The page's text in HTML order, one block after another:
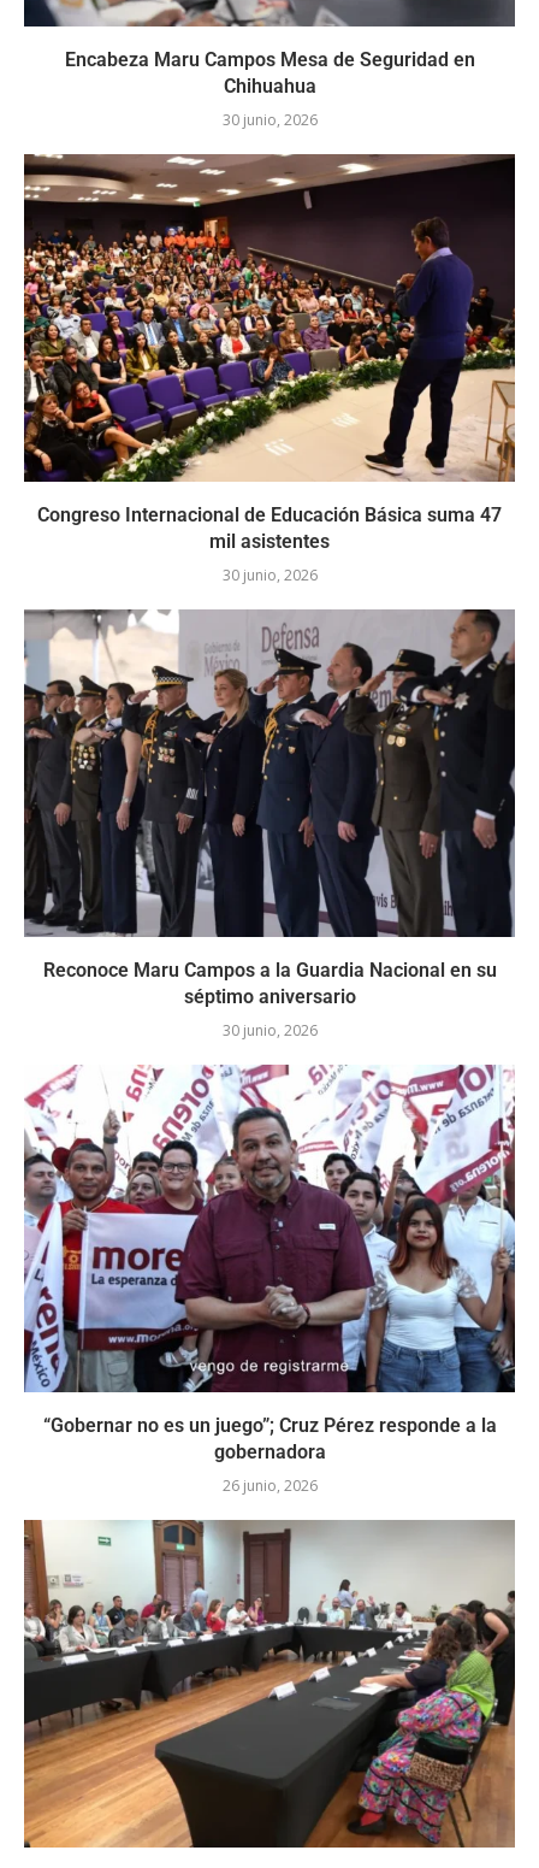
Encabeza Maru Campos Mesa de Seguridad en
Chihuahua
30 junio, 2026
Congreso Internacional de Educación Básica suma 47
mil asistentes
30 junio, 2026
Reconoce Maru Campos a la Guardia Nacional en su
séptimo aniversario
30 junio, 2026
“Gobernar no es un juego”; Cruz Pérez responde a la
gobernadora
26 junio, 2026